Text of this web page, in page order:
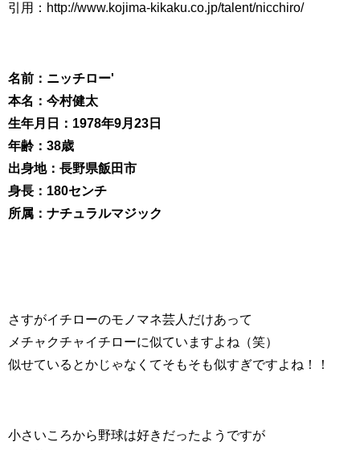
引用：http://www.kojima-kikaku.co.jp/talent/nicchiro/
名前：ニッチロー'
本名：今村健太
生年月日：1978年9月23日
年齢：38歳
出身地：長野県飯田市
身長：180センチ
所属：ナチュラルマジック
さすがイチローのモノマネ芸人だけあって
メチャクチャイチローに似ていますよね（笑）
似せているとかじゃなくてそもそも似すぎですよね！！
小さいころから野球は好きだったようですが